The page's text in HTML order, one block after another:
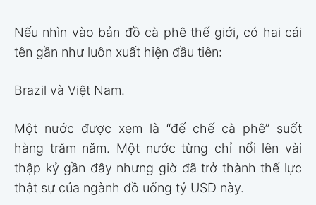
Nếu nhìn vào bản đồ cà phê thế giới, có hai cái
tên gần như luôn xuất hiện đầu tiên:
Brazil và Việt Nam.
Một nước được xem là “đế chế cà phê” suốt
hàng trăm năm. Một nước từng chỉ nổi lên vài
thập kỷ gần đây nhưng giờ đã trở thành thế lực
thật sự của ngành đồ uống tỷ USD này.